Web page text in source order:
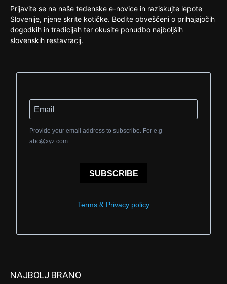
Prijavite se na naše tedenske e-novice in raziskujte lepote
Slovenije, njene skrite kotičke. Bodite obveščeni o prihajajočih
dogodkih in tradicijah ter okusite ponudbo najboljših
slovenskih restavracij.
Provide your email address to subscribe. For e.g
abc@xyz.com
SUBSCRIBE
Terms & Privacy policy
NAJBOLJ BRANO